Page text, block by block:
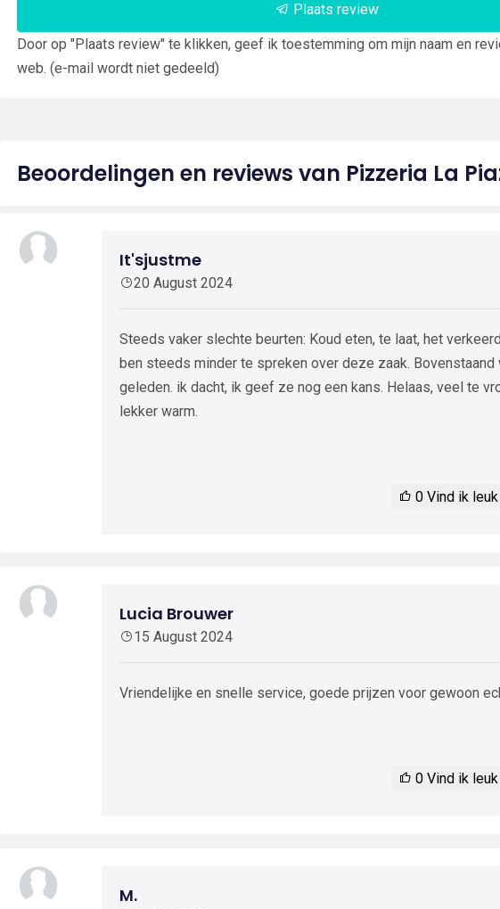
Plaats review
Door op "Plaats review" te klikken, geef ik toestemming om mijn naam en
web. (e-mail wordt niet gedeeld)
Beoordelingen en reviews van Pizzeria La
It'sjustme
20 August 2024
Steeds vaker slechte beurten: Koud eten, te laat, het
ben steeds minder te spreken over deze zaak. Bovenstaand
geleden. ik dacht, ik geef ze nog een kans. Helaas, veel te
lekker warm.
0 Vind ik leuk
Lucia Brouwer
15 August 2024
Vriendelijke en snelle service, goede prijzen voor gewoon
0 Vind ik leuk
M.